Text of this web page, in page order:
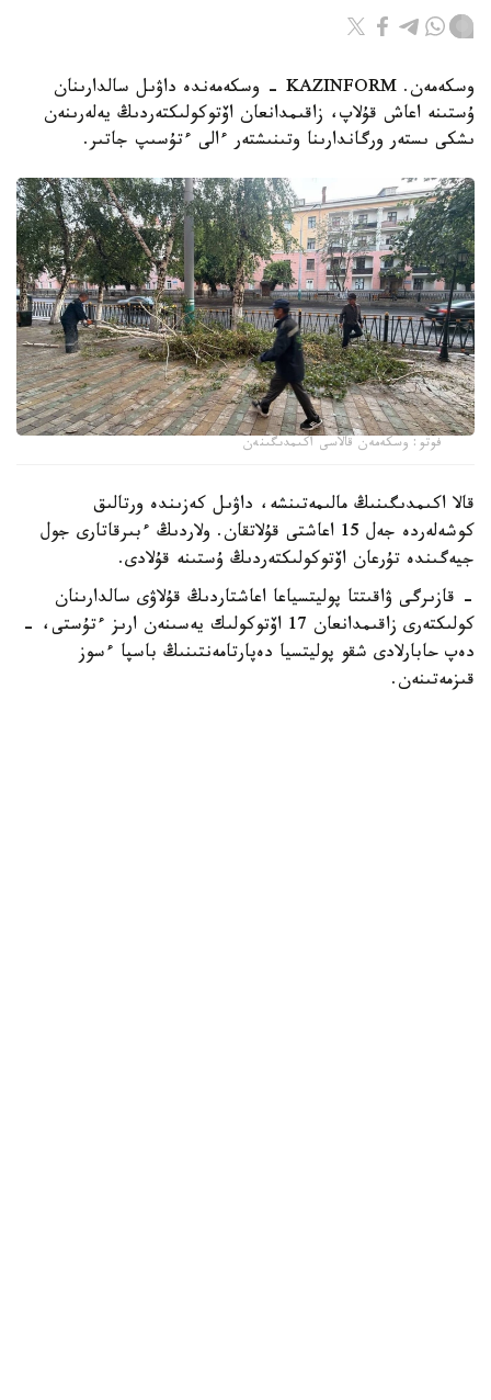
وسكەمەن. KAZINFORM - وسكەمەندە داۋىل سالدارىنان
ۇستىنە اعاش قۇلاپ، زاقىمدانعان اۆتوكولىكتەردىڭ يەلەرىنەن
ىشكى ىستەر ورگاندارىنا وتىنىشتەر ءالى ءتۇسىپ جاتىر.
فوتو: وسكەمەن قالاسى اكىمدىگىنەن
قالا اكىمدىگىنىڭ مالىمەتىنشە، داۋىل كەزىندە ورتالىق
كوشەلەردە جەل 15 اعاشتى قۇلاتقان. ولاردىڭ ءبىرقاتارى جول
جيەگىندە تۇرعان اۆتوكولىكتەردىڭ ۇستىنە قۇلادى.
- قازىرگى ۋاقىتتا پوليتسياعا اعاشتاردىڭ قۇلاۋى سالدارىنان
كولىكتەرى زاقىمدانعان 17 اۆتوكولىك يەسىنەن ارىز ءتۇستى، -
دەپ حابارلادى شقو پوليتسيا دەپارتامەنتىنىڭ باسپا ءسوز
قىزمەتىنەن.